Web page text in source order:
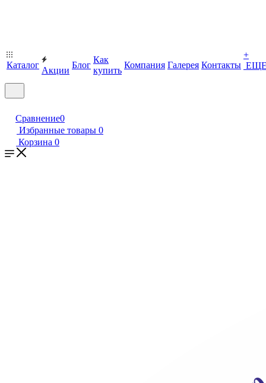
Каталог
Акции
Блог
Как
купить
Компания Галерея Контакты
+
Сравнение0
Избранные товары 0
Корзина 0